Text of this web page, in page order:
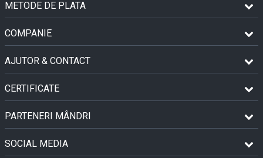
METODE DE PLATA
COMPANIE
AJUTOR & CONTACT
CERTIFICATE
PARTENERI MÂNDRI
SOCIAL MEDIA